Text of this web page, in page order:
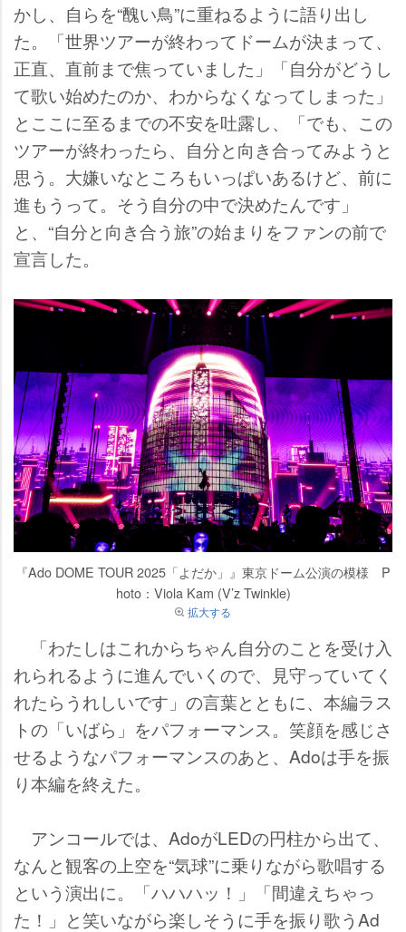
かし、自らを“醜い鳥”に重ねるように語り出し
た。「世界ツアーが終わってドームが決まって、
正直、直前まで焦っていました」「自分がどうし
て歌い始めたのか、わからなくなってしまった」
とここに至るまでの不安を吐露し、「でも、この
ツアーが終わったら、自分と向き合ってみようと
思う。大嫌いなところもいっぱいあるけど、前に
進もうって。そう自分の中で決めたんです」
と、“自分と向き合う旅”の始まりをファンの前で
宣言した。
『Ado DOME TOUR 2025「よだか」』東京ドーム公演の模様 P
hoto：Viola Kam (V’z Twinkle)
拡大する
「わたしはこれからちゃん自分のことを受け入
れられるように進んでいくので、見守っていてく
れたらうれしいです」の言葉とともに、本編ラス
トの「いばら」をパフォーマンス。笑顔を感じさ
せるようなパフォーマンスのあと、Adoは手を振
り本編を終えた。
アンコールでは、AdoがLEDの円柱から出て、
なんと観客の上空を“気球”に乗りながら歌唱する
という演出に。「ハハハッ！」「間違えちゃっ
た！」と笑いながら楽しそうに手を振り歌うAd